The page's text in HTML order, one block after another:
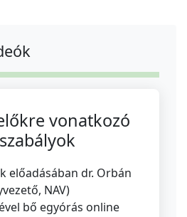
vonatkozó
előadásában dr. Orbán
NAV)
bő egyórás online